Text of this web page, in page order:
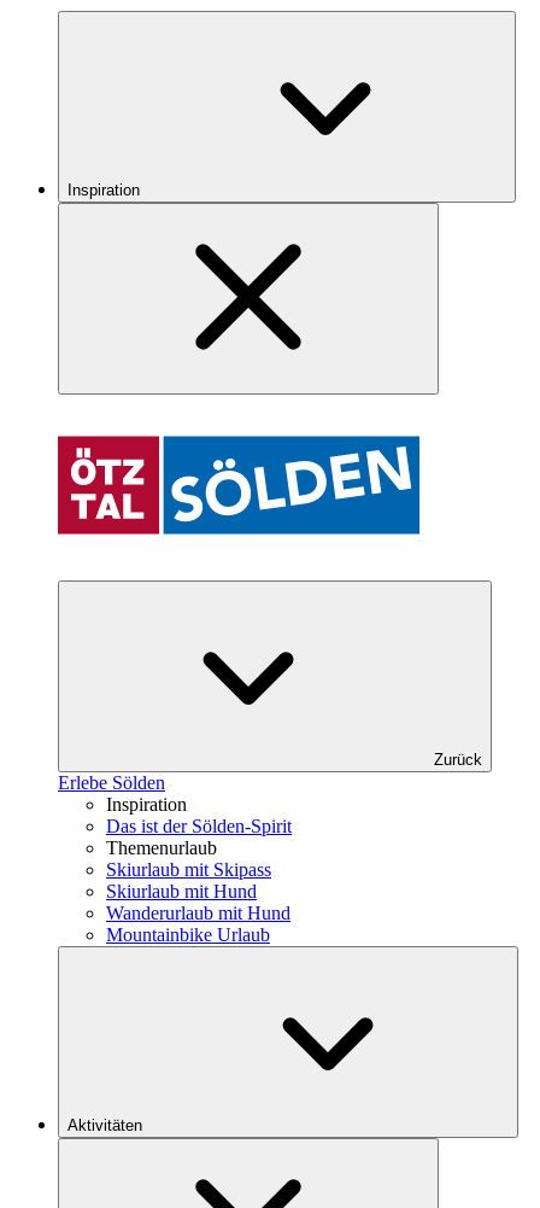
Inspiration
Zurück
Erlebe Sölden
Inspiration
Das ist der Sölden-Spirit
Themenurlaub
Skiurlaub mit Skipass
Skiurlaub mit Hund
Wanderurlaub mit Hund
Mountainbike Urlaub
Aktivitäten